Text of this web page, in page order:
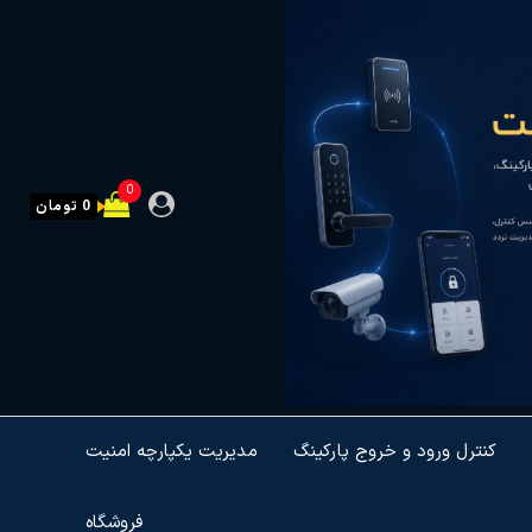
0
0 تومان
مدیریت یکپارچه امنیت کنترل ورود و خروج پارکینگ
فروشگاه